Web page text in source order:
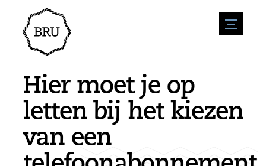
menu
Agenda
Evenement aanmelden
Overnachting
Natuur en water
Sport
Bezienswaardigheden
Historie
Bereikbaarheid
Parkeren
Leefomgeving
Vacatures
Vacature plaatsen
Nieuwsoverzicht
Hier moet je op
letten bij het kiezen
van een